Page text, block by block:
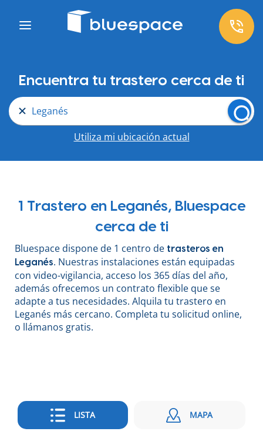
Encuentra tu trastero cerca de ti
Leganés
Utiliza mi ubicación actual
1 Trastero en Leganés, Bluespace
cerca de ti
Bluespace dispone de 1 centro de trasteros en
Leganés. Nuestras instalaciones están equipadas
con video-vigilancia, acceso los 365 días del año,
además ofrecemos un contrato flexible que se
adapte a tus necesidades. Alquila tu trastero en
Leganés más cercano. Completa tu solicitud online,
o llámanos gratis.
LISTA MAPA